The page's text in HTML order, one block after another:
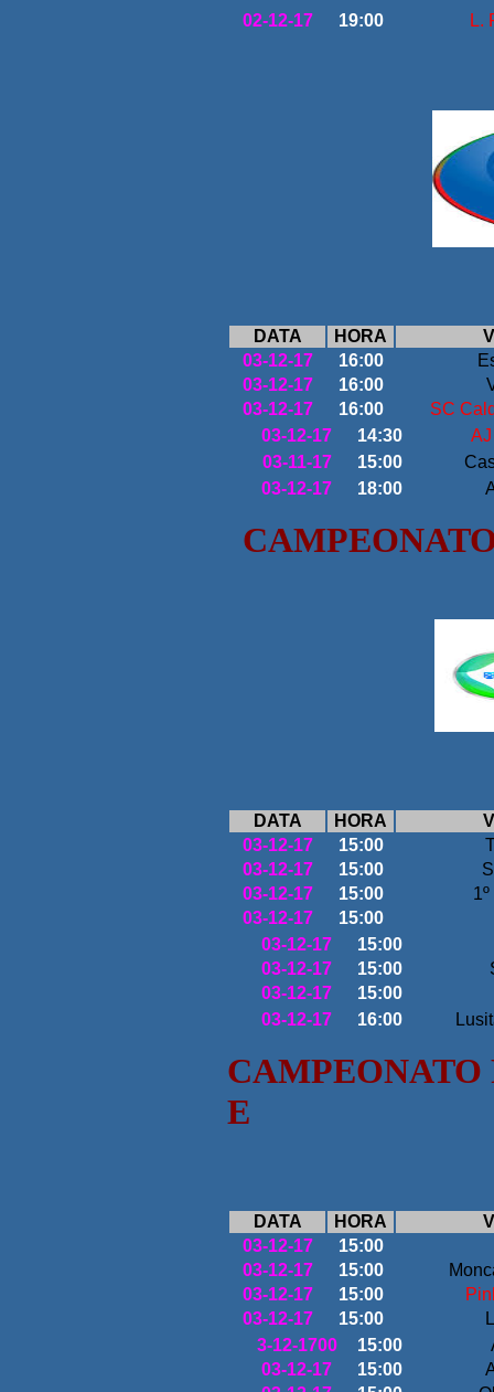
02-12-17
19:00 L.
DATA HORA
03-12-17
16:00
03-12-17
16:00
03-12-17
16:00
SC
03-12-17
14:30
03-11-17
15:00
03-12-17
18:00
DATA HORA
03-12-17
15:00
03-12-17
15:00
03-12-17
15:00
03-12-17
15:00
03-12-17
15:00
03-12-17
15:00
03-12-17
15:00
03-12-17
16:00
E
DATA HORA
03-12-17
15:00
03-12-17
15:00
03-12-17
15:00
03-12-17
15:00
3-12-1700
15:00
03-12-17
15:00